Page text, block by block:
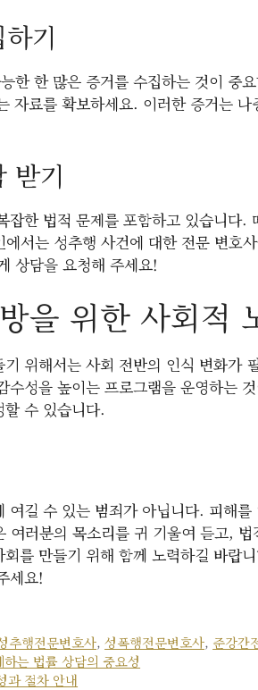
기
한 한 많은 증거를 수집하는 것이 중
자료를 확보하세요. 이러한 증거는
받기
잡한 법적 문제를 포함하고 있습니다
서는 성추행 사건에 대한 전문 변호
상담을 요청해 주세요!
을 위한 사회적
위해서는 사회 전반의 인식 변화가
수성을 높이는 프로그램을 운영하는
수 있습니다.
여길 수 있는 범죄가 아닙니다. 피해
여러분의 목소리를 귀 기울여 듣고,
를 만들기 위해 함께 노력하길 바랍
세요!
추행전문변호사,성폭행전문변호사, 준강간
는 법률 상담의 중요성
과 절차 안내